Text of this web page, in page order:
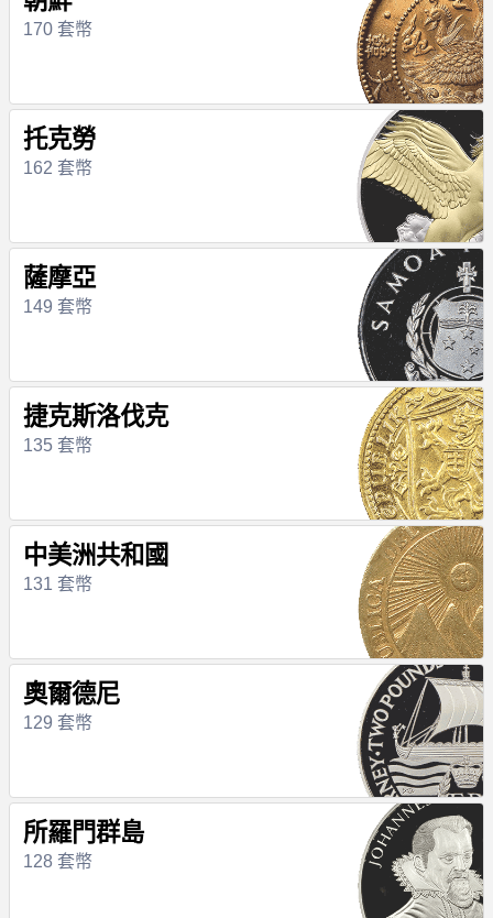
170 套幣
托克勞
162 套幣
薩摩亞
149 套幣
捷克斯洛伐克
135 套幣
中美洲共和國
131 套幣
奧爾德尼
129 套幣
所羅門群島
128 套幣